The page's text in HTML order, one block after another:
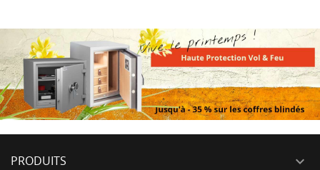
PRODUITS 